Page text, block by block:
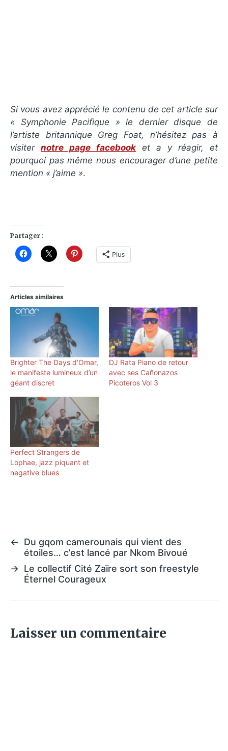
Si vous avez apprécié le contenu de cet article sur
« Symphonie Pacifique » le dernier disque de
l’artiste britannique Greg Foat, n’hésitez pas à
visiter notre page facebook et a y réagir, et
pourquoi pas même nous encourager d’une petite
mention « j’aime ».
Partager :
Plus
Articles similaires
Brighter The Days d’Omar,
le manifeste lumineux d’un
géant discret
DJ Rata Piano de retour
avec ses Ca​ñ​onazos
Picoteros Vol 3
Perfect Strangers de
Lophae, jazz piquant et
negative blues
←
Du gqom camerounais qui vient des
étoiles… c’est lancé par Nkom Bivoué
→ Le collectif Cité Zaïre sort son freestyle
Éternel Courageux
Laisser un commentaire